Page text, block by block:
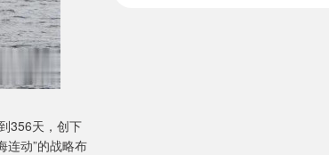
356天，创下
连动”的战略布